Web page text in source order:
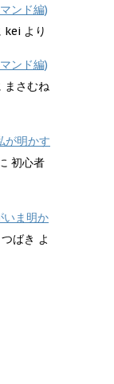
ンド編)
kei より
ンド編)
まさむね
が明かす
初心者
ま明か
つばき よ